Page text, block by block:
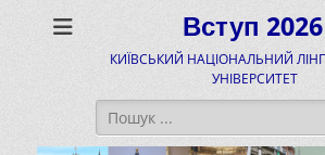
Вступ 2026
КИЇВСЬКИЙ НАЦІОНАЛЬНИЙ
УНІВЕРСИТЕТ
Пошук: